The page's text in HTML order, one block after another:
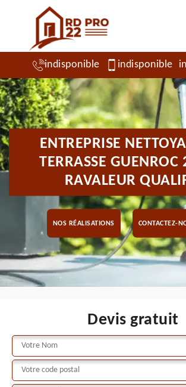
indisponible indisponible
ENTREPRISE
TERRASSE GUENROC
RAVALEUR
NOS RÉALISATIONS CONTACTEZ-
Devis gratuit